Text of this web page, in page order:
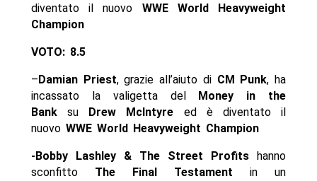
diventato il nuovo WWE World Heavyweight
Champion
VOTO: 8.5
– Damian Priest, grazie all’aiuto di CM Punk, ha
incassato la valigetta del
Money in the
Banksu Drew McIntyre ed è diventato il
nuovo WWE World Heavyweight Champion
-Bobby Lashley & The Street Profits hanno
sconfitto The Final Testamentin un